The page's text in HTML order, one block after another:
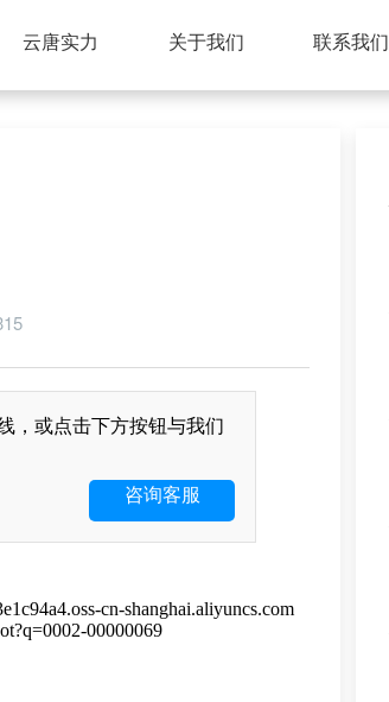
云唐实力 关于我们 联系我们
，或点击下方按钮与我们
咨询客服